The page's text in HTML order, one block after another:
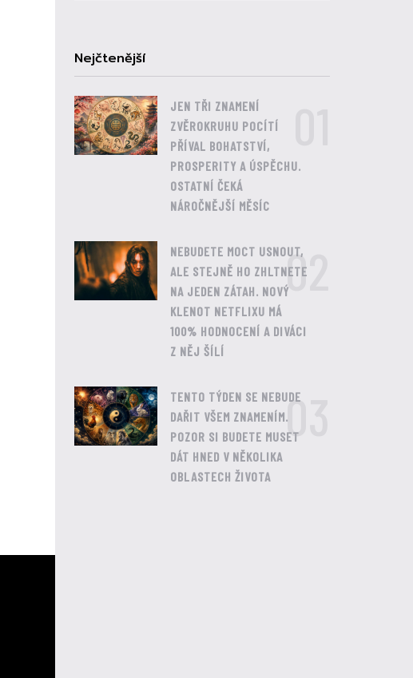
Nejčtenější
JEN TŘI ZNAMENÍ
ZVĚROKRUHU POCÍTÍ
PŘÍVAL BOHATSTVÍ,
PROSPERITY A ÚSPĚCHU.
OSTATNÍ ČEKÁ
NÁROČNĚJŠÍ MĚSÍC
NEBUDETE MOCT USNOUT,
ALE STEJNĚ HO ZHLTNETE
NA JEDEN ZÁTAH. NOVÝ
KLENOT NETFLIXU MÁ
100% HODNOCENÍ A DIVÁCI
Z NĚJ ŠÍLÍ
02
TENTO TÝDEN SE NEBUDE
DAŘIT VŠEM ZNAMENÍM.
POZOR SI BUDETE MUSET
DÁT HNED V NĚKOLIKA
OBLASTECH ŽIVOTA
03